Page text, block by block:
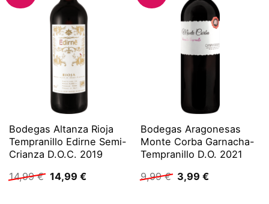
Bodegas Altanza Rioja
Tempranillo Edirne Semi-
Crianza D.O.C. 2019
14,99€ Ursprünglicher
Preis
14,99 €Aktueller
Bodegas Aragonesas
Monte Corba Garnacha-
Tempranillo D.O. 2021
9,99€ Ursprünglicher
Preis
3,99 €Aktueller